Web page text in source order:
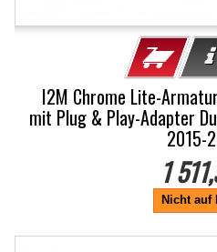
I2M Chrome Lite-
mit Plug & Play-Adapter
2015-
1
Nicht auf